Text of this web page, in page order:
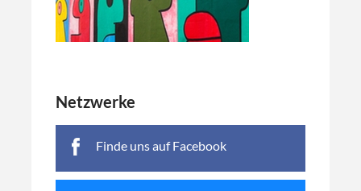
Netzwerke
Finde uns auf Facebook